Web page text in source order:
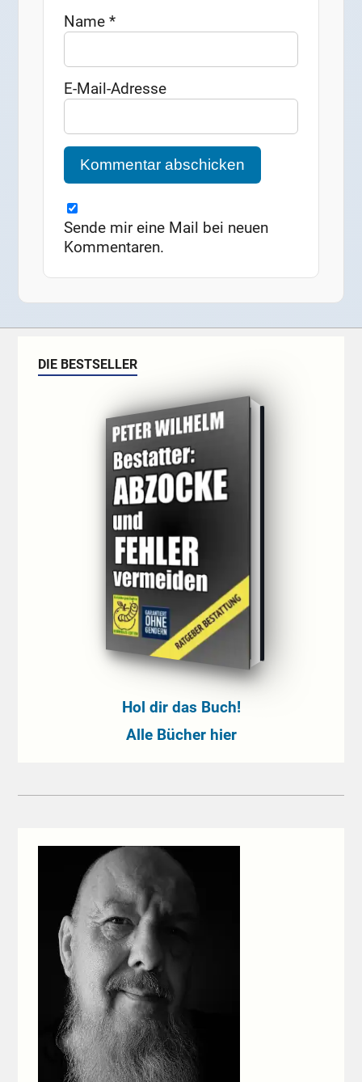
Name*
E-Mail-Adresse
Sende mir eine Mail bei neuen
Kommentaren.
DIE BESTSELLER
Hol dir das Buch!
Alle Bücher hier